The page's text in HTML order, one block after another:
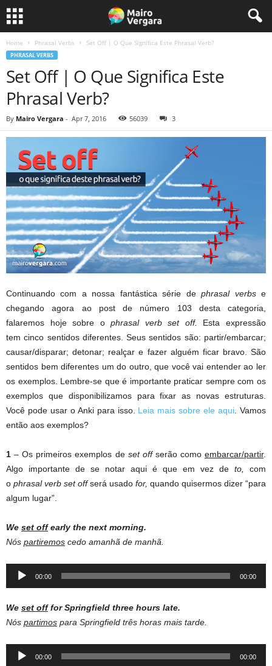
Home Phrasal Verbs Set Off | O Que Significa Este Phrasal Verb?
PHRASAL VERBS
Set Off | O Que Significa Este
Phrasal Verb?
By Mairo Vergara - Apr 7, 2016 56039 3
Continuando com a nossa fantástica série dephrasal verbse
chegando agora ao post de número 103 desta categoria,
falaremos hoje sobre ophrasal verb set off.
Esta expressão
tem cinco sentidos diferentes. Seus sentidos são: partir/embarcar;
causar/disparar; detonar; realçar e fazer alguém ficar bravo. São
sentidos bem diferentes um do outro, que você vai entender ao ler
os exemplos. Lembre-se que é importante praticar sempre com os
exemplos que disponibilizamos para fixar as novas estruturas.
Você pode usar o Anki para isso. Leia mais sobre ele aqui . Vamos
então aos exemplos?
1 – Os primeiros exemplos de set off serão comoembarcar/partir.
Algo importante de se notar aqui é que em vez de to, com
o phrasal verb set offserá usado for, quando quisermos dizer “para
algum lugar”.
We set off early the next morning.
Nós partiremos cedo amanhã de manhã.
Audio
00:00 00:00
We set offfor Springfield three hours late.
Nós partimos para Springfield três horas mais tarde.
Audio
00:00 00:00